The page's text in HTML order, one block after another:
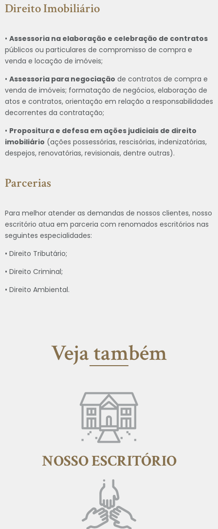
Direito Imobiliário
• Assessoria na elaboração e celebração de contratos
públicos ou particulares de compromisso de compra e
venda e locação de imóveis;
• Assessoria para negociação de contratos de compra e
venda de imóveis; formatação de negócios, elaboração de
atos e contratos, orientação em relação a responsabilidades
decorrentes da contratação;
• Propositura e defesa em ações judiciais de direito
imobiliário (ações possessórias, rescisórias, indenizatórias,
despejos, renovatórias, revisionais, dentre outras).
Parcerias
Para melhor atender as demandas de nossos clientes, nosso
escritório atua em parceria com renomados escritórios nas
seguintes especialidades:
• Direito Tributário;
• Direito Criminal;
• Direito Ambiental.
Veja também
NOSSO ESCRITÓRIO